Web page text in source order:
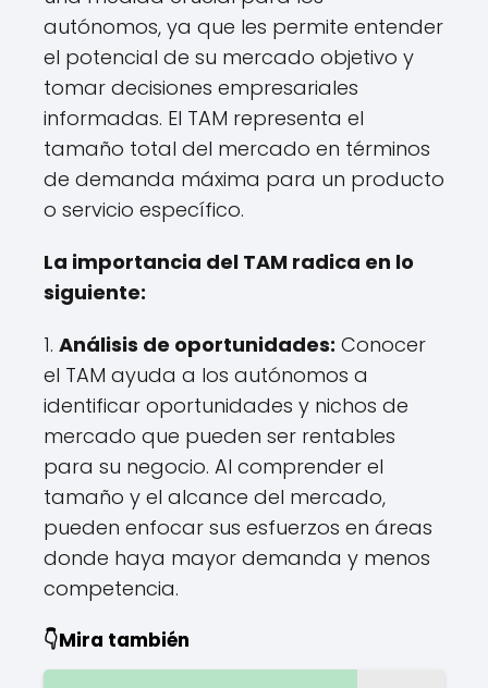
autónomos, ya que les permite entender
el potencial de su mercado objetivo y
tomar decisiones empresariales
informadas. El TAM representa el
tamaño total del mercado en términos
de demanda máxima para un producto
o servicio específico.
La importancia del TAM radica en lo
siguiente:
1. Análisis de oportunidades: Conocer
el TAM ayuda a los autónomos a
identificar oportunidades y nichos de
mercado que pueden ser rentables
para su negocio. Al comprender el
tamaño y el alcance del mercado,
pueden enfocar sus esfuerzos en áreas
donde haya mayor demanda y menos
competencia.
👇Mira también